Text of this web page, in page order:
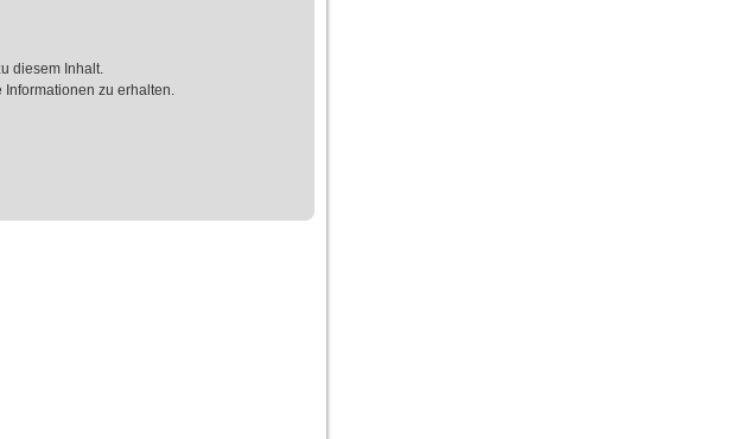
diesem Inhalt.
Informationen zu erhalten.